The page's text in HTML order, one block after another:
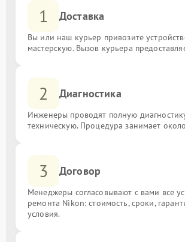
1 Доставка
Вы или наш курьер привозите
мастерскую. Вызов курьера
2 Диагностика
Инженеры проводят полную
техническую. Процедура занимает
3 Договор
Менеджеры согласовывают с вами все
ремонта Nikon: стоимость, сроки,
условия.